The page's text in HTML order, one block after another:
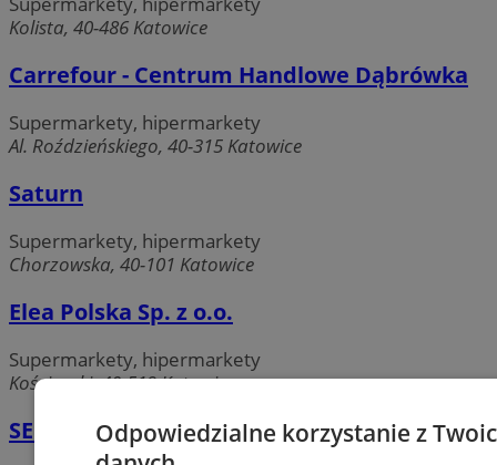
Kolista, 40-486 Katowice
Carrefour - Centrum Handlowe Dąbrówka
Supermarkety, hipermarkety
Al. Roździeńskiego, 40-315 Katowice
Saturn
Supermarkety, hipermarkety
Chorzowska, 40-101 Katowice
Elea Polska Sp. z o.o.
Supermarkety, hipermarkety
Kościuszki, 40-519 Katowice
SELGROS Cash Carry
Odpowiedzialne korzystanie z